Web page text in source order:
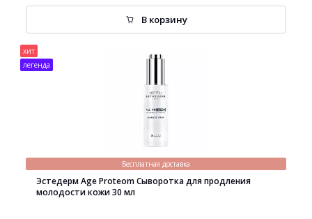
В корзину
хит
легенда
Бесплатная доставка
Эстедерм Age Proteom Сыворотка для продления
молодости кожи 30 мл